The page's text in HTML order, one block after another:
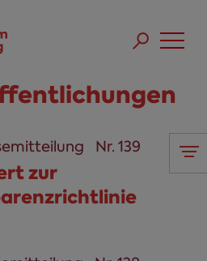
Nr. 139
zur